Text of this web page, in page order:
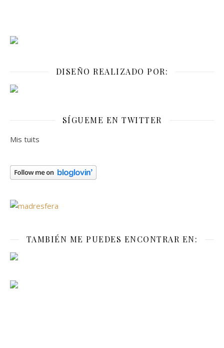
DISEÑO REALIZADO POR:
SÍGUEME EN TWITTER
Mis tuits
TAMBIÉN ME PUEDES ENCONTRAR EN: